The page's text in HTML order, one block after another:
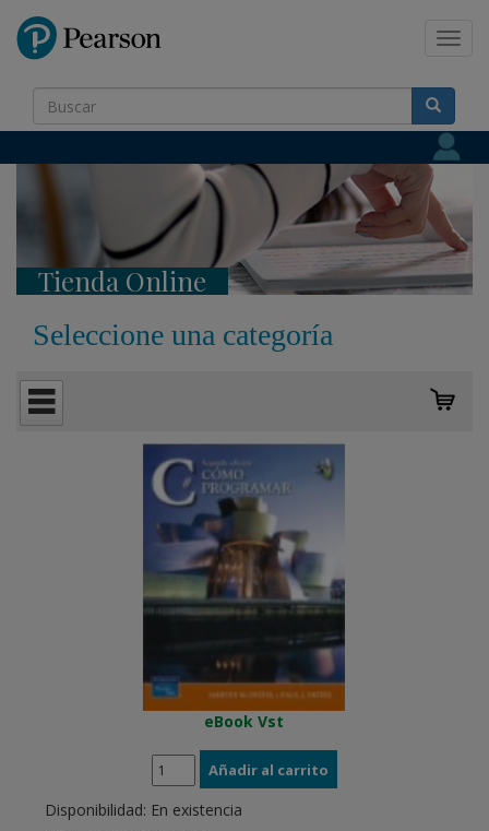
Tienda Online
Seleccione una categoría
eBook Vst
Disponibilidad: En existencia